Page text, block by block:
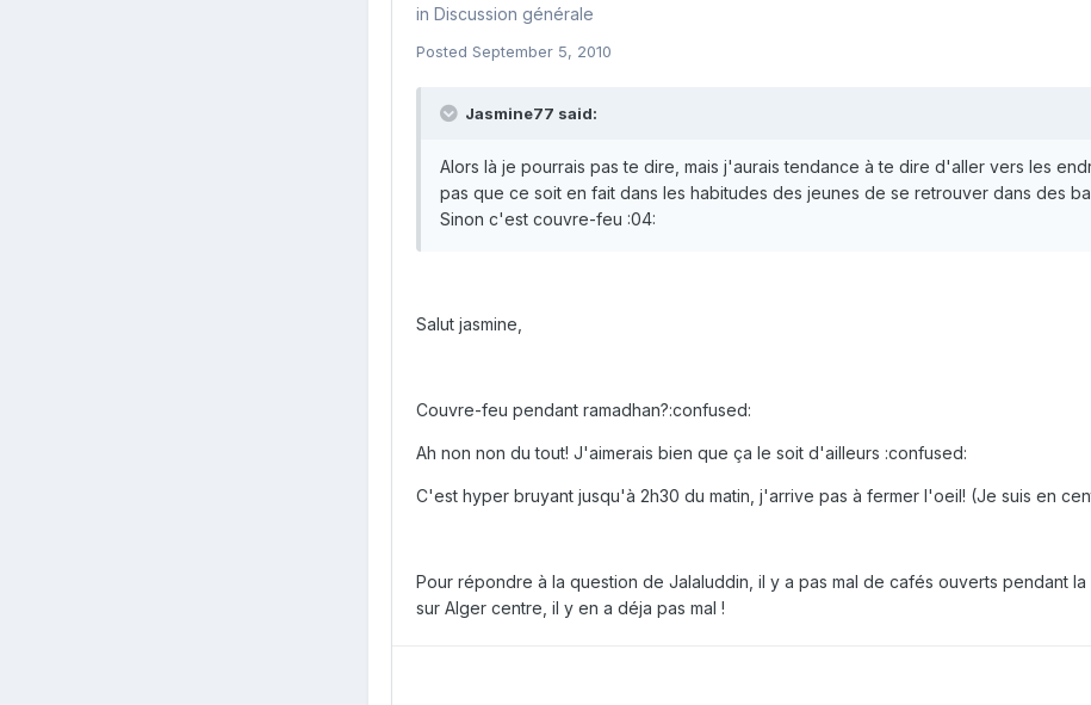
in Discussion générale
Posted September 5, 2010
Jasmine77 said:
Alors là je pourrais pas te dire, mais j'aurais tendance à te dire d'aller vers les
pas que ce soit en fait dans les habitudes des jeunes de se retrouver dans des
Sinon c'est couvre-feu :04:
Salut jasmine,
Couvre-feu pendant ramadhan?:confused:
Ah non non du tout! J'aimerais bien que ça le soit d'ailleurs :confused:
C'est hyper bruyant jusqu'à 2h30 du matin, j'arrive pas à fermer l'oeil! (Je suis en
Pour répondre à la question de Jalaluddin, il y a pas mal de cafés ouverts pendant
sur Alger centre, il y en a déja pas mal !